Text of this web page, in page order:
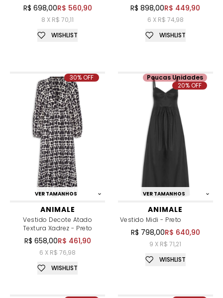
R$ 698,00R$ 560,90
8 X R$ 70,11
WISHLIST
R$ 898,00R$ 449,90
6 X R$ 74,98
WISHLIST
VER TAMANHOS
ANIMALE
Vestido Decote Atado
Textura Xadrez - Preto
R$ 658,00R$ 461,90
6 X R$ 76,98
30% OFF
WISHLIST
VER TAMANHOS
ANIMALE
Vestido Midi - Preto
R$ 798,00R$ 640,90
9 X R$ 71,21
Poucas Unidades
20% OFF
WISHLIST